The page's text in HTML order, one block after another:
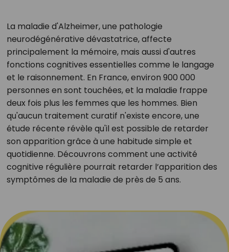
La maladie d'Alzheimer, une pathologie
neurodégénérative dévastatrice, affecte
principalement la mémoire, mais aussi d'autres
fonctions cognitives essentielles comme le langage
et le raisonnement. En France, environ 900 000
personnes en sont touchées, et la maladie frappe
deux fois plus les femmes que les hommes. Bien
qu'aucun traitement curatif n'existe encore, une
étude récente révèle qu'il est possible de retarder
son apparition grâce à une habitude simple et
quotidienne. Découvrons comment une activité
cognitive régulière pourrait retarder l’apparition des
symptômes de la maladie de près de 5 ans.